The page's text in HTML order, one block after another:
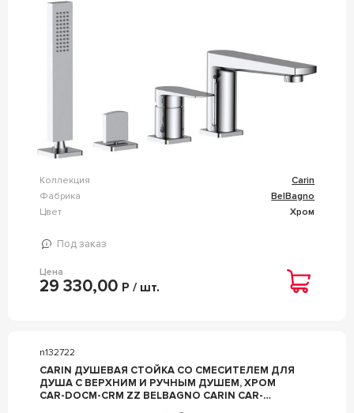
Коллекция
Carin
Фабрика
BelBagno
Цвет
Хром
Под заказ
Цена
29 330,00 Р / шт.
n132722
CARIN ДУШЕВАЯ СТОЙКА СО СМЕСИТЕЛЕМ ДЛЯ
ДУША С ВЕРХНИМ И РУЧНЫМ ДУШЕМ, ХРОМ
CAR-DOCM-CRM ZZ BELBAGNO CARIN CAR-